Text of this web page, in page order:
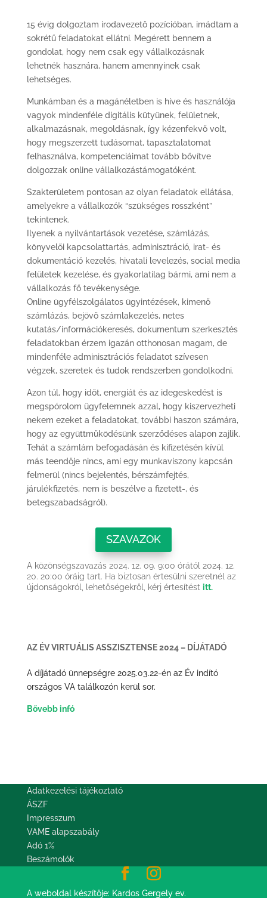
15 évig dolgoztam irodavezető pozícióban, imádtam a
sokrétű feladatokat ellátni. Megérett bennem a
gondolat, hogy nem csak egy vállalkozásnak
lehetnék hasznára, hanem amennyinek csak
lehetséges.
Munkámban és a magánéletben is híve és használója
vagyok mindenféle digitális kütyünek, felületnek,
alkalmazásnak, megoldásnak, így kézenfekvő volt,
hogy megszerzett tudásomat, tapasztalatomat
felhasználva, kompetenciáimat tovább bővítve
dolgozzak online vállalkozástámogatóként.
Szakterületem pontosan az olyan feladatok ellátása,
amelyekre a vállalkozók “szükséges rosszként”
tekintenek.
Ilyenek a nyilvántartások vezetése, számlázás,
könyvelői kapcsolattartás, adminisztráció, irat- és
dokumentáció kezelés, hivatali levelezés, social media
felületek kezelése, és gyakorlatilag bármi, ami nem a
vállalkozás fő tevékenysége.
Online ügyfélszolgálatos ügyintézések, kimenő
számlázás, bejövő számlakezelés, netes
kutatás/információkeresés, dokumentum szerkesztés
feladatokban érzem igazán otthonosan magam, de
mindenféle adminisztrációs feladatot szívesen
végzek, szeretek és tudok rendszerben gondolkodni.
Azon túl, hogy időt, energiát és az idegeskedést is
megspórolom ügyfelemnek azzal, hogy kiszervezheti
nekem ezeket a feladatokat, további haszon számára,
hogy az együttműködésünk szerződéses alapon zajlik.
Tehát a számlám befogadásán és kifizetésén kívül
más teendője nincs, ami egy munkaviszony kapcsán
felmerül (nincs bejelentés, bérszámfejtés,
járulékfizetés, nem is beszélve a fizetett-, és
betegszabadságról).
SZAVAZOK
A közönségszavazás 2024. 12. 09. 9:00 órától 2024. 12.
20. 20:00 óráig tart. Ha biztosan értesülni szeretnél az
újdonságokról, lehetőségekről, kérj értesítést itt.
AZ ÉV VIRTUÁLIS ASSZISZTENSE 2024 – DÍJÁTADÓ
A díjátadó ünnepségre 2025.03.22-én az Év indító
országos VA találkozón kerül sor.
Bővebb infó
Adatkezelési tájékoztató
ÁSZF
Impresszum
VAME alapszabály
Adó 1%
Beszámolók
A weboldal készítője: Kardos Gergely ev.